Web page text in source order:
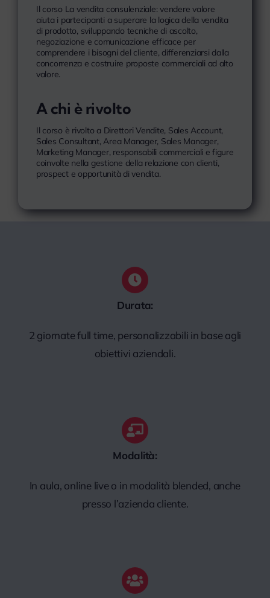
Il corso La vendita consulenziale: vendere valore
aiuta i partecipanti a superare la logica della vendita
di prodotto, sviluppando tecniche di ascolto,
negoziazione e comunicazione efficace per
comprendere i bisogni del cliente, differenziarsi dalla
concorrenza e costruire proposte commerciali ad alto
valore.
A chi è rivolto
Il corso è rivolto a Direttori Vendite, Sales Account,
Sales Consultant, Area Manager, Sales Manager,
Marketing Manager, responsabili commerciali e figure
coinvolte nella gestione della relazione con clienti,
prospect e opportunità di vendita.
Durata:
2 giornate full time, personalizzabili in base agli
obiettivi aziendali.
Modalità:
In aula, online live o in modalità blended, anche
presso l’azienda cliente.